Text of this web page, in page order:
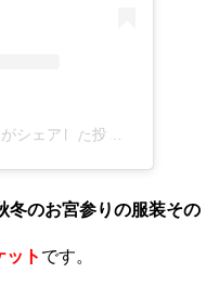
冬のお宮参りの服装その
ット です。